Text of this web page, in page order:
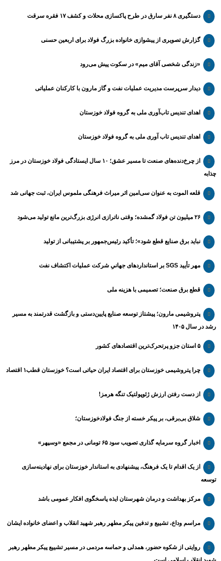
دستگیری ۸ نفر سارق در طرح پاکسازی محلات و کشف ۱۷ فقره سرقت
گزارش تصویری از پیشوازی خانواده بزرگ فولاد برای اربعین حسنی
«زندگی شخصی آقای میم» در سکوت پیش می‌رود
دیدار سرپرست مدیریت عملیات نفت و گاز مارون با کارکنان عملیاتی
اهدای تندیس تاب‌آوری ملی به گروه فولاد خوزستان
اهدای تندیس تاب آوری ملی به گروه فولاد خوزستان
از چرخ‌دنده‌های صنعت تا مسیر عشق؛ ۱۰ سال ایستادگی فولاد خوزستان در مرز
چذابه
قلعه الموت به عنوان سی‌امین اثر میراث‌ فرهنگی ملموس ایران، ثبت جهانی شد
۲۶ میلیون تن فولاد گمشده؛ وقتی ناترازی انرژی بزرگ‌ترین مانع تولید می‌شود
نباید برق صنایع قطع شود»؛ تأکید رئیس‌جمهور بر پشتیبانی از تولید
مهر تأیید SGS بر استانداردهای جهانیِ شرکت عملیات اکتشاف نفت
قطع برق صنعت؛ تصمیمی با هزینه ملی
پتروشیمی مارون؛ پیشتاز توسعه صنایع پایین‌دستی و بازگشت قدرتمند به مسیر
رشد در سال ۱۴۰۵
۵ استان جزو پرتحرک‌ترین اقتصاد‌های کشور
چرا پتروشیمی خوزستان برای اقتصاد ایران حیاتی است؟ خوزستان قطب۱ اقتصاد
از دست رفتن ارزش ژئوپولتیک تنگه هرمز!
شلاق‌ بی‌برقی، بر پیکر خسته‌ از جنگ فولادخوزستان؛
اخبار گروه سرمایه گذاری تصویب سود ۶۵ تومانی در مجمع «وسپهر»
از یک اقدام تا یک فرهنگ، پیشنهادی به استاندار خوزستان برای نهادینه‌سازی
توسعه
مرکز بهداشت و درمان شهرستان ایذه پاسخگوی افکار عمومی باشد
مراسم وداع، تشییع و تدفین پیکر مطهر رهبر شهید انقلاب و اعضای خانواده ایشان
روایتی از شکوه حضور، همدلی و حماسه مردمی در مسیر تشییع پیکر مطهر رهبر